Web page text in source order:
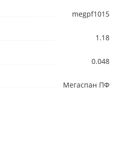
megpf1015
1.18
0.048
Мегаспан ПФ